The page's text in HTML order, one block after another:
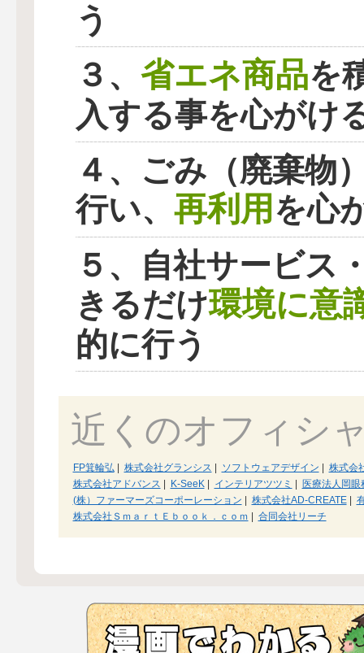
う
３、 省エネ商品を
入する事を心がけ
４、ごみ（廃棄物
行い、 再利用を心
５、自社サービス
きるだけ環境に意
的に行う
近くのオフィシ
FP箕輪弘| 株式会社グランシス ソフトウェアデザイン
株式会
株式会社アドバンス
K-SeeK| インテリアツツミ
医療法人岡
(株）ファーマーズコーポーレーション
株式会社AD-CREATE|
株式会社ＳｍａｒｔＥｂｏｏｋ．ｃｏｍ
合同会社リーチ